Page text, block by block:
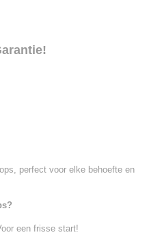
perfect voor elke behoefte en
een frisse start!